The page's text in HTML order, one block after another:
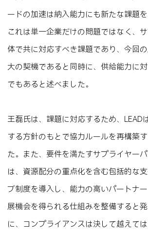
ードの加速は納入能力にも新たな課題を
これは単一企業だけの問題ではなく、
体で共に対応すべき課題であり、今回
大の契機であると同時に、供給能力に
でもあると述べました。
王磊氏は、課題に対応するため、LEAD
する方針のもとで協力ルールを再構築
た。また、要件を満たすサプライヤー
は、資源配分の重点化を含む包括的な
ブ制度を導入し、能力の高いパートナ
展機会を得られる仕組みを整備すると
に、コンプライアンスは決して越えて